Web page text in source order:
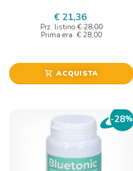
€ 21,36
Prz. listino € 28,00
Prima era € 28,00
shopping_cart ACQUISTA
-28%